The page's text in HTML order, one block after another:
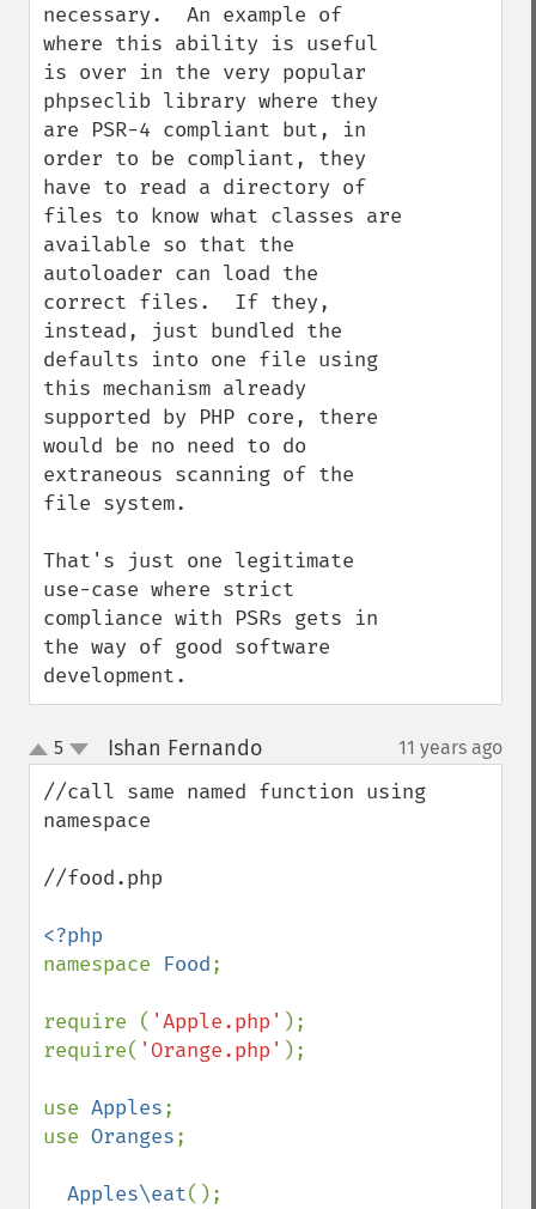
necessary.  An example of
where this ability is useful
is over in the very popular
phpseclib library where they
are PSR-4 compliant but, in
order to be compliant, they
have to read a directory of
files to know what classes are
available so that the
autoloader can load the
correct files.  If they,
instead, just bundled the
defaults into one file using
this mechanism already
supported by PHP core, there
would be no need to do
extraneous scanning of the
file system.
That's just one legitimate
use-case where strict
compliance with PSRs gets in
the way of good software
development.
up
down
5 Ishan Fernando¶ 11 years ago
//call same named function using
namespace
//food.php
namespace Food;
require ( 'Apple.php' );
require( 'Orange.php' );
use Apples;
use Oranges;
Apples\eat();